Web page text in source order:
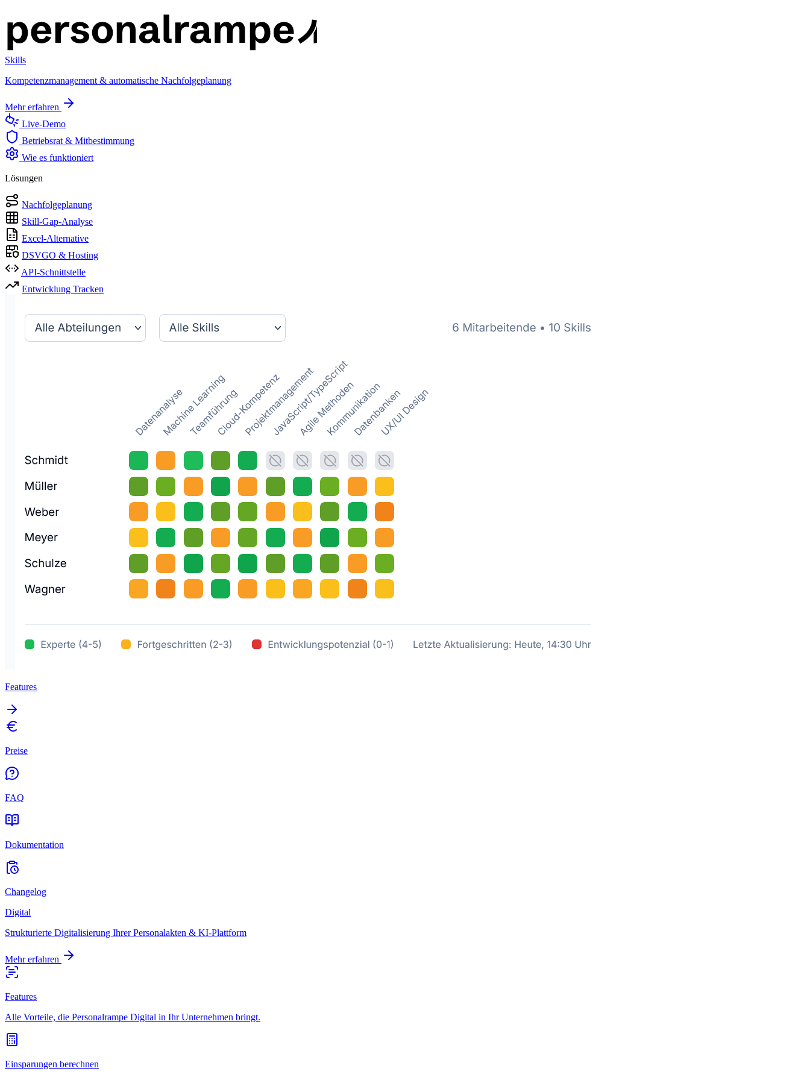
Skills
Kompetenzmanagement & automatische Nachfolgeplanung
Mehr erfahren
Live-Demo
Betriebsrat & Mitbestimmung
Wie es funktioniert
Lösungen
Nachfolgeplanung
Skill-Gap-Analyse
Excel-Alternative
DSVGO & Hosting
API-Schnittstelle
Entwicklung Tracken
Features
Preise
FAQ
Dokumentation
Changelog
Digital
Strukturierte Digitalisierung Ihrer Personalakten & KI-Plattform
Mehr erfahren
Features
Alle Vorteile, die Personalrampe Digital in Ihr Unternehmen bringt.
Einsparungen berechnen